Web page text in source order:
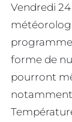
Vendredi
forme de
pourront
notamment